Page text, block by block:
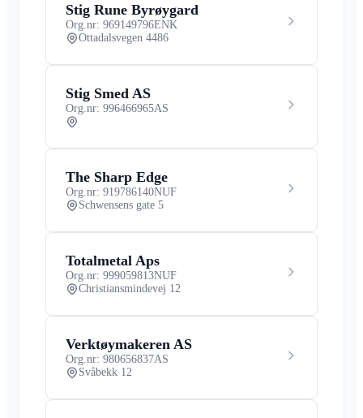
Stig Rune Byrøygard
Org.nr: 969149796ENK
Ottadalsvegen 4486
Stig Smed AS
Org.nr: 996466965AS
The Sharp Edge
Org.nr: 919786140NUF
Schwensens gate 5
Totalmetal Aps
Org.nr: 999059813NUF
Christiansmindevej 12
Verktøymakeren AS
Org.nr: 980656837AS
Svåbekk 12